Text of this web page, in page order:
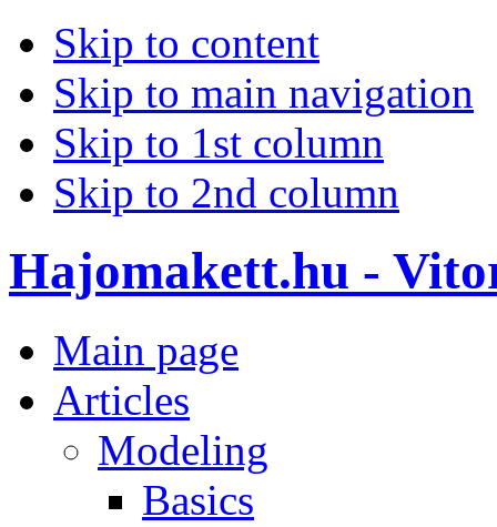
Skip to content
Skip to main navigation
Skip to 1st column
Skip to 2nd column
Hajomakett.hu -
Main page
Articles
Modeling
Basics